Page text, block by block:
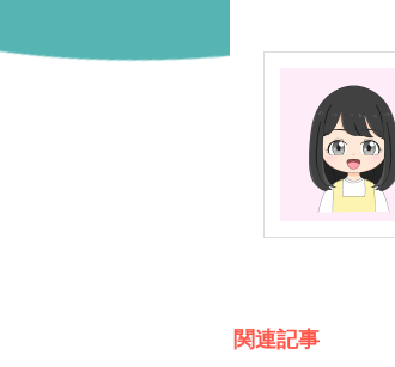
関連記事